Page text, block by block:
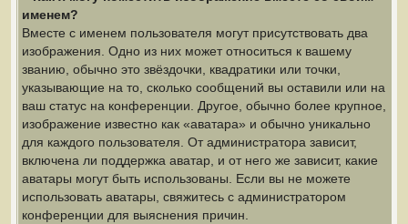
именем?
Вместе с именем пользователя могут присутствовать два
изображения. Одно из них может относиться к вашему
званию, обычно это звёздочки, квадратики или точки,
указывающие на то, сколько сообщений вы оставили или на
ваш статус на конференции. Другое, обычно более крупное,
изображение известно как «аватара» и обычно уникально
для каждого пользователя. От администратора зависит,
включена ли поддержка аватар, и от него же зависит, какие
аватары могут быть использованы. Если вы не можете
использовать аватары, свяжитесь с администратором
конференции для выяснения причин.